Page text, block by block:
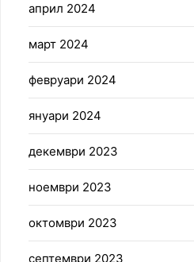
април 2024
март 2024
февруари 2024
януари 2024
декември 2023
ноември 2023
октомври 2023
септември 2023